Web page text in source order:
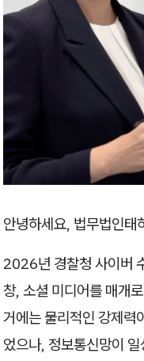
안녕하세요, 법무법인태
2026년 경찰청 사이버
창, 소셜 미디어를 매개
거에는 물리적인 강제력
었으나, 정보통신망이